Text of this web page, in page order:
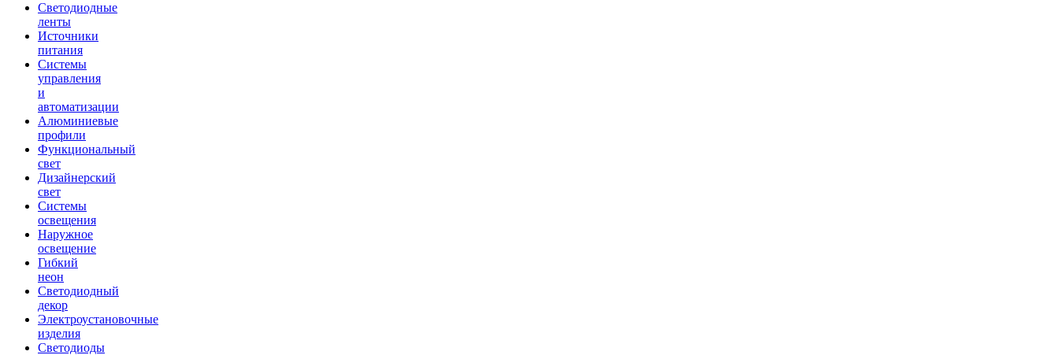
Светодиодные
ленты
Источники
питания
Системы
управления
и
автоматизации
Алюминиевые
профили
Функциональный
свет
Дизайнерский
свет
Системы
освещения
Наружное
освещение
Гибкий
неон
Светодиодный
декор
Электроустановочные
изделия
Светодиоды